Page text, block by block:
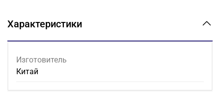
Характеристики
Изготовитель
Китай